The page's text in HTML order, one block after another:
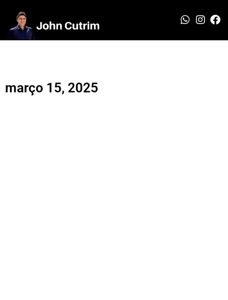
março 15, 2025